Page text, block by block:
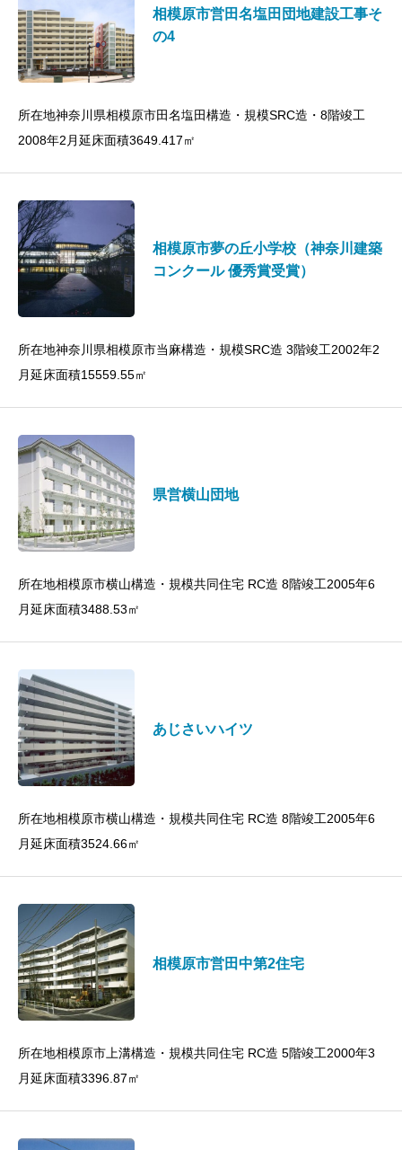
相模原市営田名塩田団地建設工事そ
の4
所在地神奈川県相模原市田名塩田構造・規模SRC造・8階竣工
2008年2月延床面積3649.417㎡
相模原市夢の丘小学校（神奈川建築
コンクール 優秀賞受賞）
所在地神奈川県相模原市当麻構造・規模SRC造 3階竣工2002年2
月延床面積15559.55㎡
県営横山団地
所在地相模原市横山構造・規模共同住宅 RC造 8階竣工2005年6
月延床面積3488.53㎡
あじさいハイツ
所在地相模原市横山構造・規模共同住宅 RC造 8階竣工2005年6
月延床面積3524.66㎡
相模原市営田中第2住宅
所在地相模原市上溝構造・規模共同住宅 RC造 5階竣工2000年3
月延床面積3396.87㎡